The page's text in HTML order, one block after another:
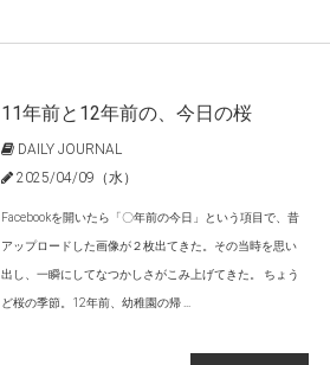
11年前と12年前の、今日の桜
DAILY JOURNAL
2025/04/09（水）
Facebookを開いたら「〇年前の今日」という項目で、昔
アップロードした画像が２枚出てきた。その当時を思い
出し、一瞬にしてなつかしさがこみ上げてきた。 ちょう
ど桜の季節。12年前、幼稚園の帰 ...